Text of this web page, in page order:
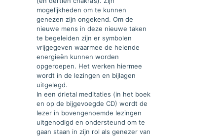
mogelijkheden om te kunnen
genezen zijn ongekend. Om de
nieuwe mens in deze nieuwe taken
te begeleiden zijn er symbolen
vrijgegeven waarmee de helende
energieën kunnen worden
opgeroepen. Het werken hiermee
wordt in de lezingen en bijlagen
uitgelegd.
In een drietal meditaties (in het boek
en op de bijgevoegde CD) wordt de
lezer in bovengenoemde lezingen
uitgenodigd en ondersteund om te
gaan staan in zijn rol als genezer van